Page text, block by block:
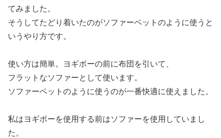
てみました。
そうしてたどり着いたのがソファーベットのように使うと
いうやり方です。
使い方は簡単。ヨギボーの前に布団を引いて、
フラットなソファーとして使います。
ソファーベットのように使うのが一番快適に使えました。
私はヨギボーを使用する前はソファーを使用していまし
た。